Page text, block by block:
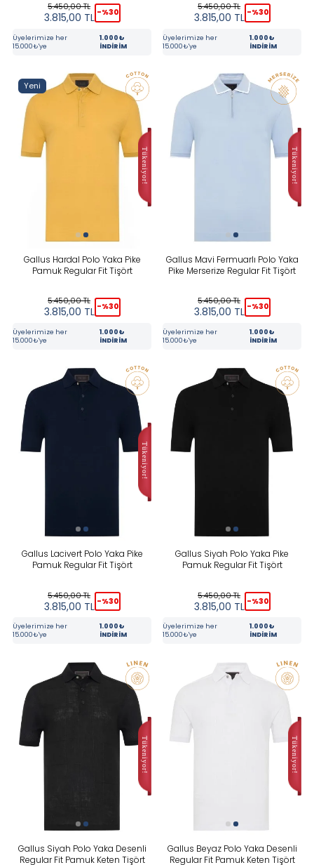
5.450,00TL
3.815,00 TL -%30
Üyelerimize her
15.000₺'ye
1.000₺
İNDİRİM
5.450,00TL
3.815,00 TL -%30
Üyelerimize her
15.000₺'ye
1.000₺
İNDİRİM
Yeni
Gallus Hardal Polo Yaka Pike
Pamuk Regular Fit Tişört
5.450,00TL
3.815,00 TL -%30
Üyelerimize her
15.000₺'ye
1.000₺
İNDİRİM
Gallus Mavi Fermuarlı Polo Yaka
Pike Merserize Regular Fit Tişört
5.450,00TL
3.815,00 TL -%30
Üyelerimize her
15.000₺'ye
1.000₺
İNDİRİM
Gallus Lacivert Polo Yaka Pike
Pamuk Regular Fit Tişört
5.450,00TL
3.815,00 TL -%30
Üyelerimize her
15.000₺'ye
1.000₺
İNDİRİM
Gallus Siyah Polo Yaka Pike
Pamuk Regular Fit Tişört
5.450,00TL
3.815,00 TL -%30
Üyelerimize her
15.000₺'ye
1.000₺
İNDİRİM
Gallus Siyah Polo Yaka Desenli
Regular Fit Pamuk Keten Tişört
Gallus Beyaz Polo Yaka Desenli
Regular Fit Pamuk Keten Tişört